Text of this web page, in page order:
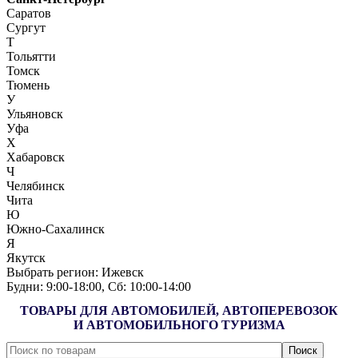
Саратов
Сургут
Т
Тольятти
Томск
Тюмень
У
Ульяновск
Уфа
Х
Хабаровск
Ч
Челябинск
Чита
Ю
Южно-Сахалинск
Я
Якутск
Выбрать регион: Ижевск
Будни: 9:00‑18:00, Сб: 10:00‑14:00
ТОВАРЫ ДЛЯ АВТОМОБИЛЕЙ, АВТОПЕРЕВОЗОК
И АВТОМОБИЛЬНОГО ТУРИЗМА